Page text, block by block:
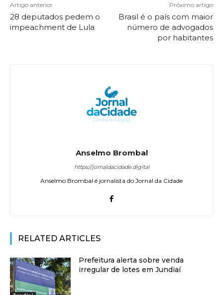
Artigo anterior
28 deputados pedem o
impeachment de Lula
Próximo artigo
Brasil é o país com maior
número de advogados
por habitantes
Anselmo Brombal
https://jornaldacidade.digital
Anselmo Brombal é jornalista do Jornal da Cidade
RELATED ARTICLES
Prefeitura alerta sobre venda
irregular de lotes em Jundiaí